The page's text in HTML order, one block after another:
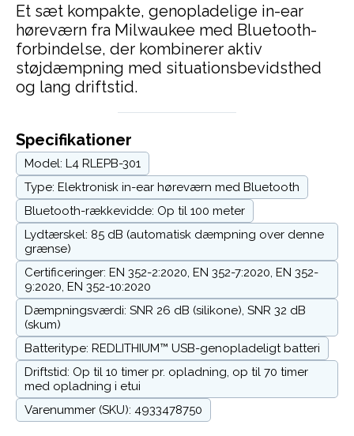
Et sæt kompakte, genopladelige in-ear
høreværn fra Milwaukee med Bluetooth-
forbindelse, der kombinerer aktiv
støjdæmpning med situationsbevidsthed
og lang driftstid.
Specifikationer
Model: L4 RLEPB-301
Type: Elektronisk in-ear høreværn med Bluetooth
Bluetooth-rækkevidde: Op til 100 meter
Lydtærskel: 85 dB (automatisk dæmpning over denne
grænse)
Certificeringer: EN 352-2:2020, EN 352-7:2020, EN 352-
9:2020, EN 352-10:2020
Dæmpningsværdi: SNR 26 dB (silikone), SNR 32 dB
(skum)
Batteritype: REDLITHIUM™ USB-genopladeligt batteri
Driftstid: Op til 10 timer pr. opladning, op til 70 timer
med opladning i etui
Varenummer (SKU): 4933478750